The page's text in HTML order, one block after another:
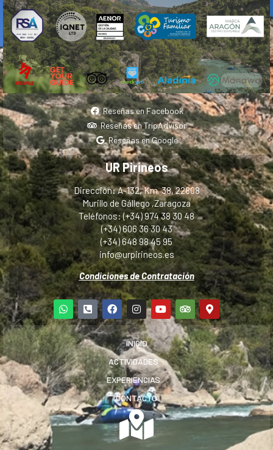
Reseñas en Facebook
Reseñas en TripAdvisor
Reseñas en Google
UR Pirineos
Dirección: A-132, Km. 38, 22808
Murillo de Gállego ,Zaragoza
Teléfonos: (+34) 974 38 30 48
(+34) 606 36 30 43
(+34) 648 98 45 95
info@urpirineos.es
Condiciones de Contratación
INICIO
ACTIVIDADES
EXPERIENCIAS
CONTACTO